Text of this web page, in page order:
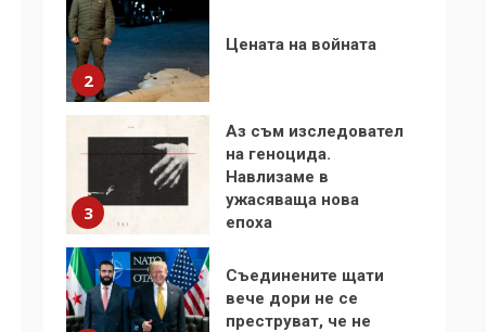
2
Цената на войната
3
Аз съм изследовател
на геноцида.
Навлизаме в
ужасяваща нова
епоха
Съединените щати
вече дори не се
преструват, че не